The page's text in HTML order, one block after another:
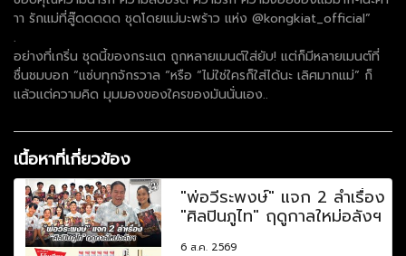
าา รักแม่ที่สู๊ดดดดด ชุดโดยแม่มะพร้าว แห่ง @kongkiat_official”
.
อย่างที่เกริ่น ชุดนี้ของกระแต ถูกหลายเมนต์ใส่ยับ! แต่ก็มีหลายเมนต์ที่
ชื่นชมบอก “แซ่บทุกจักรวาล “หรือ “ไม่ใช่ใครก็ใส่ได้นะ เลิศมากแม่” ก็
แล้วแต่ความคิด มุมมองของใครของมันนั่นเอง..
เนื้อหาที่เกี่ยวข้อง
"พ่อวีระพงษ์" แจก 2 ลำเรื่อง
"ศิลปินภูไท" ฤดูกาลใหม่อลังฯ
6 ส.ค. 2569